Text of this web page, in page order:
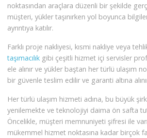
noktasından araçlara düzenli bir şekilde
müşteri, yükler taşınırken yol boyunca
ayrıntıya katılır.
Farklı proje nakliyesi, kısmi nakliye veya
taşımacılık gibi çeşitli hizmet içi servisler
ele alınır ve yükler baştan her türlü ulaşım
bir güvenle teslim edilir ve garanti altına
Her türlü ulaşım hizmeti adına, bu büyük
yenilemekte ve teknolojiyi daima ön safta
Öncelikle, müşteri memnuniyeti şifresi ile
mükemmel hizmet noktasına kadar birçok